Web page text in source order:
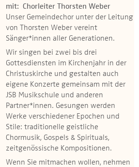
mit: Chorleiter Thorsten Weber
Unser Gemeindechor unter der Leitung
von Thorsten Weber vereint
Sänger*innen aller Generationen.
Wir singen bei zwei bis drei
Gottesdiensten im Kirchenjahr in der
Christuskirche und gestalten auch
eigene Konzerte gemeinsam mit der
JSB Musikschule und anderen
Partner*innen. Gesungen werden
Werke verschiedener Epochen und
Stile: traditionelle geistliche
Chormusik, Gospels & Spirituals,
zeitgenössische Kompositionen.
Wenn Sie mitmachen wollen, nehmen